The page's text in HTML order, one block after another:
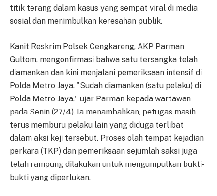
titik terang dalam kasus yang sempat viral di media
sosial dan menimbulkan keresahan publik.
Kanit Reskrim Polsek Cengkareng, AKP Parman
Gultom, mengonfirmasi bahwa satu tersangka telah
diamankan dan kini menjalani pemeriksaan intensif di
Polda Metro Jaya. "Sudah diamankan (satu pelaku) di
Polda Metro Jaya," ujar Parman kepada wartawan
pada Senin (27/4). Ia menambahkan, petugas masih
terus memburu pelaku lain yang diduga terlibat
dalam aksi keji tersebut. Proses olah tempat kejadian
perkara (TKP) dan pemeriksaan sejumlah saksi juga
telah rampung dilakukan untuk mengumpulkan bukti-
bukti yang diperlukan.